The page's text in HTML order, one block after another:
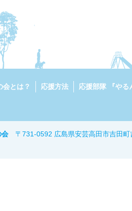
会とは？ 応援方法 応援部隊 『やる
会 〒731-0592 広島県安芸高田市吉田